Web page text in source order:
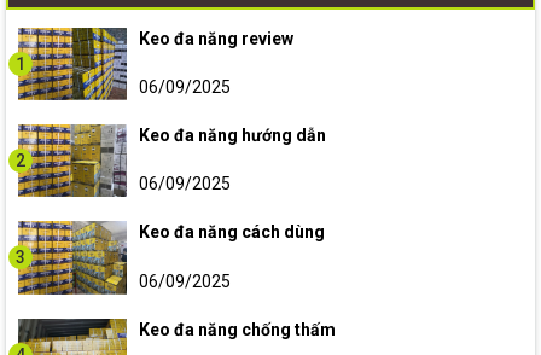
1
Keo đa năng review
06/09/2025
2
Keo đa năng hướng dẫn
06/09/2025
3
Keo đa năng cách dùng
06/09/2025
Keo đa năng chống thấm